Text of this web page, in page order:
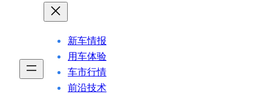
新车情报
用车体验
车市行情
前沿技术